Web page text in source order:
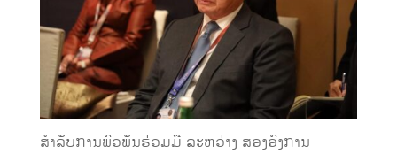
ສໍາລັບການພົວພັນຮ່ວມມື ລະຫວ່າງ ສອງອົງການ